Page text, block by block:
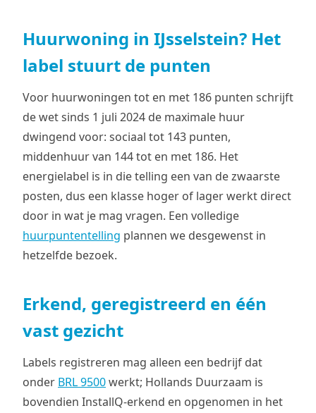
Huurwoning in IJsselstein? Het
label stuurt de punten
Voor huurwoningen tot en met 186 punten schrijft
de wet sinds 1 juli 2024 de maximale huur
dwingend voor: sociaal tot 143 punten,
middenhuur van 144 tot en met 186. Het
energielabel is in die telling een van de zwaarste
posten, dus een klasse hoger of lager werkt direct
door in wat je mag vragen. Een volledige
huurpuntentelling plannen we desgewenst in
hetzelfde bezoek.
Erkend, geregistreerd en één
vast gezicht
Labels registreren mag alleen een bedrijf dat
onder BRL 9500werkt; Hollands Duurzaam is
bovendien InstallQ-erkend en opgenomen in het